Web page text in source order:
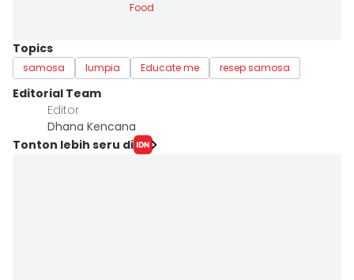
Food
Topics
samosa lumpia Educate me resep samosa
Editorial Team
Editor
Dhana Kencana
Tonton lebih seru di